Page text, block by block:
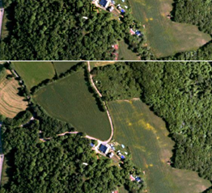
MAIL: le